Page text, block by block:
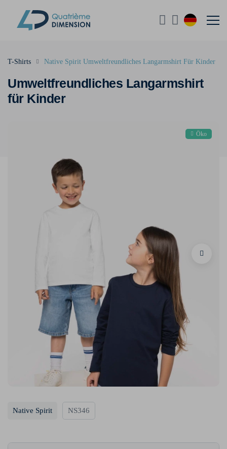
Umweltfreundliches Langarmshirt
für Kinder
T-Shirts Native Spirit Umweltfreundliches Langarmshirt Für Kinder
Öko
Native Spirit NS346